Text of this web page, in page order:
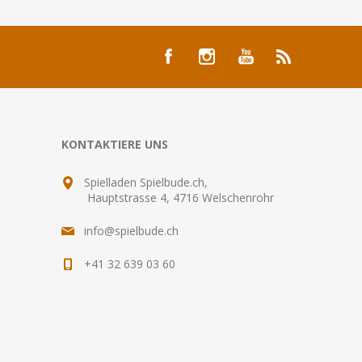
KONTAKTIERE UNS
Spielladen Spielbude.ch,
Hauptstrasse 4, 4716 Welschenrohr
info@spielbude.ch
+41 32 639 03 60